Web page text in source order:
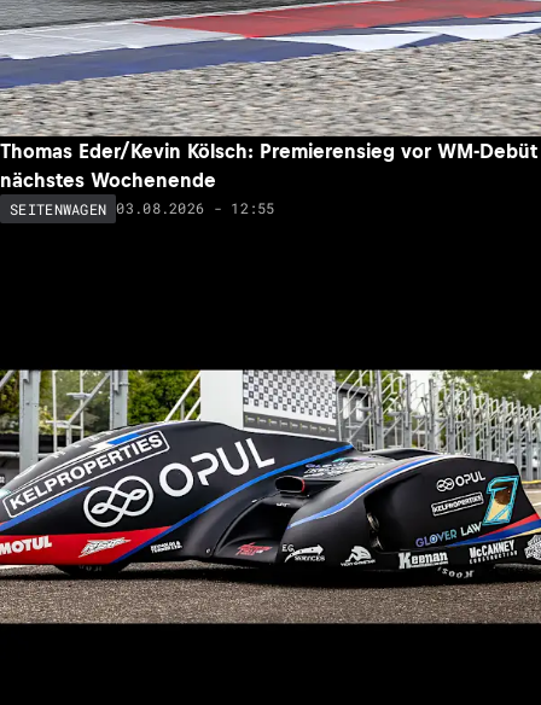
Thomas Eder/Kevin Kölsch: Premierensieg vor WM-Debüt
nächstes Wochenende
SEITENWAGEN 03.08.2026 - 12:55